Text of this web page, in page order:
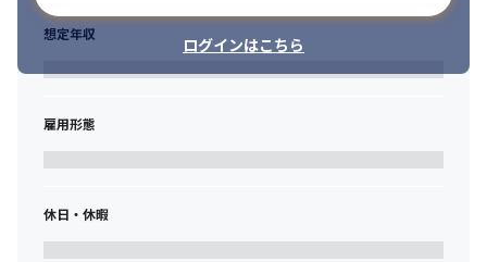
ログインはこちら
想定年収
雇用形態
休日・休暇